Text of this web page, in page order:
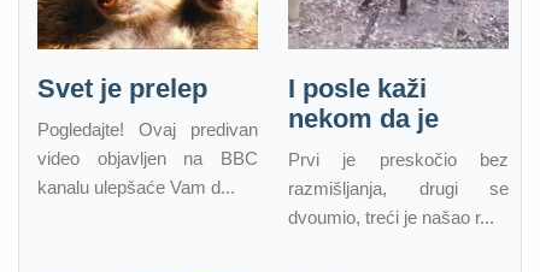
Svet je prelep
Pogledajte! Ovaj predivan
video objavljen na BBC
kanalu ulepšaće Vam d...
I posle kaži
nekom da je
Prvi je preskočio bez
razmišljanja, drugi se
dvoumio, treći je našao r...